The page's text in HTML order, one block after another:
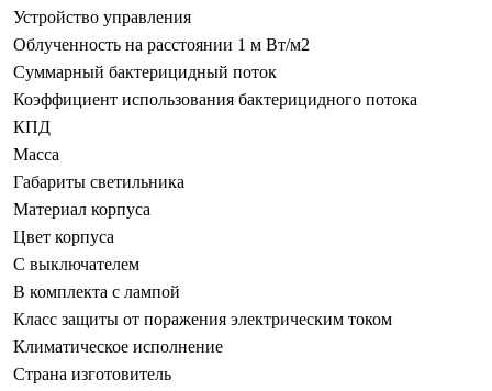
Устройство управления
Облученность на расстоянии 1 м Вт/м2
Суммарный бактерицидный поток
Коэффициент использования бактерицидного потока
КПД
Масса
Габариты светильника
Материал корпуса
Цвет корпуса
С выключателем
В комплекта с лампой
Класс защиты от поражения электрическим током
Климатическое исполнение
Страна изготовитель